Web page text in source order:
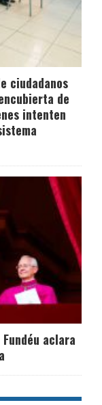
ciudadanos
de
intenten
aclara